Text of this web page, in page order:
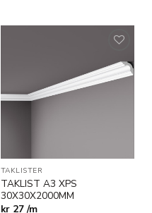
Legg til
i
TAKLISTER
TAKLIST A3 XPS
30X30X2000MM
kr 27 /m